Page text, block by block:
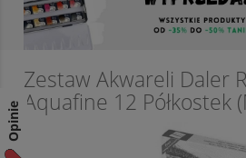
Zestaw Akwareli Daler
Aquafine 12 Półkostek
Opinie